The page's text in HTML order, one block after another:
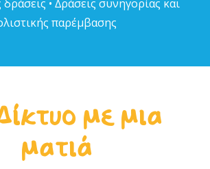
δράσεις • ∆ράσεις συνηγορίας και
παρέµβασης
με μια
ματιά